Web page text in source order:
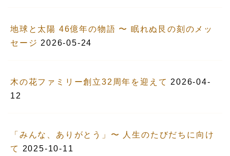
地球と太陽 46億年の物語 〜 眠れぬ艮の刻のメッ
セージ 2026-05-24
木の花ファミリー創立32周年を迎えて 2026-04-
12
「みんな、ありがとう」〜 人生のたびだちに向け
て
2025-10-11